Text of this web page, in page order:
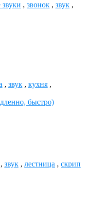
, звонок , звук ,
, звук , кухня ,
быстро)
, звук , лестница , скрип